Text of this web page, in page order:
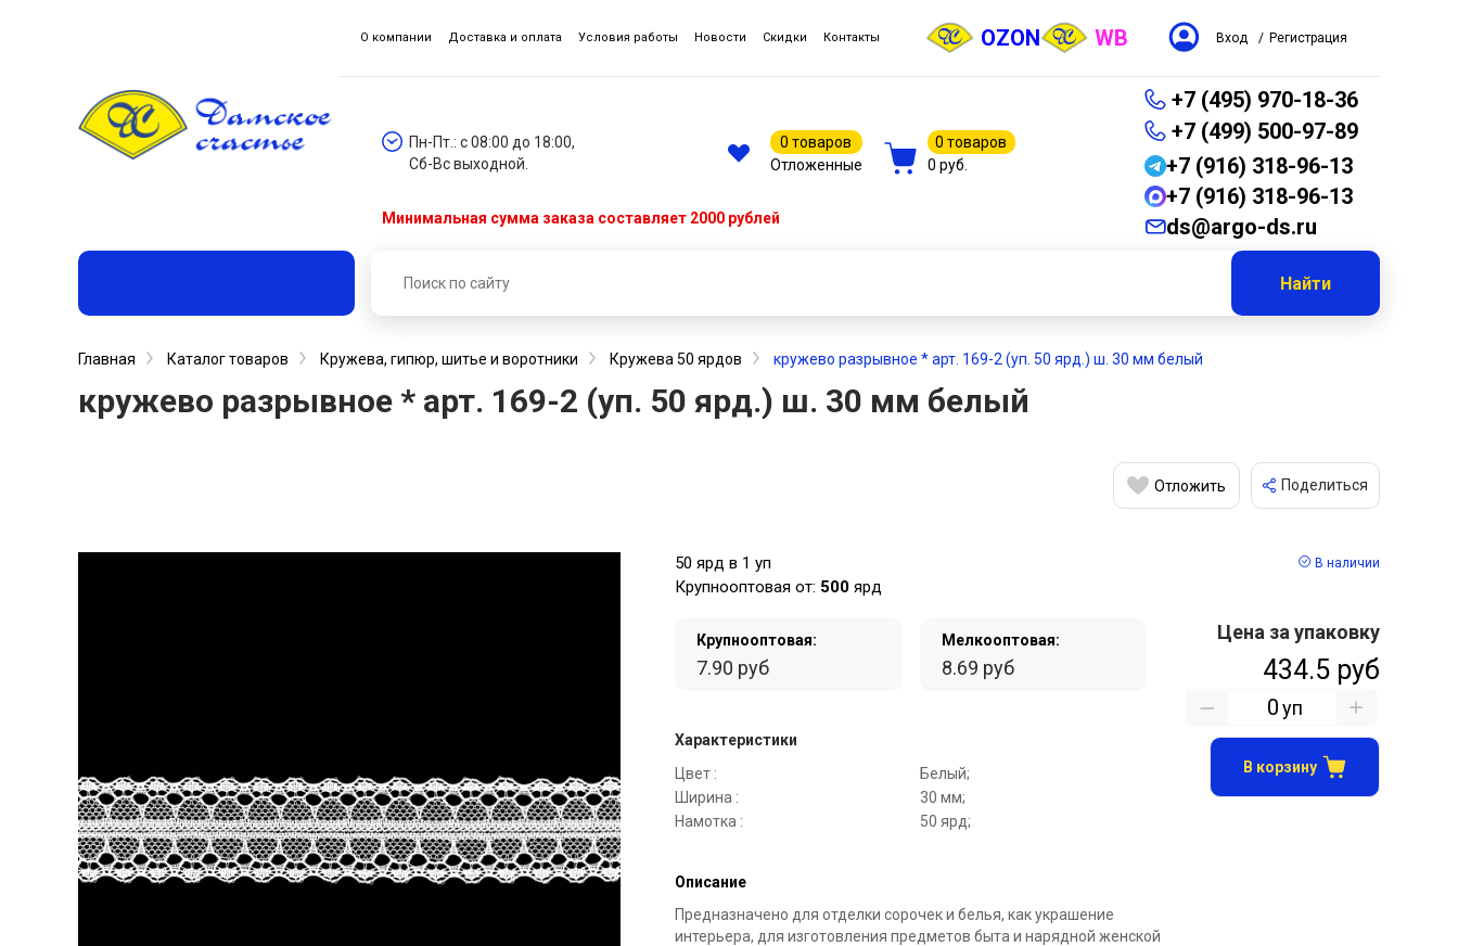
О компании Доставка и оплата Условия работы Новости Скидки Контакты OZON WB Вход / Регистрация
Пн-Пт.: с 08:00 до 18:00,
Сб-Вс выходной.
0 товаров
Отложенные
0 товаров
0 руб.
+7 (495) 970-18-36
+7 (499) 500-97-89
+7 (916) 318-96-13
+7 (916) 318-96-13
ds@argo-ds.ru
Минимальная сумма заказа составляет 2000 рублей
Найти
Главная Каталог товаров Кружева, гипюр, шитье и воротники Кружева 50 ярдов кружево разрывное * арт. 169-2 (уп. 50 ярд.) ш. 30 мм белый
кружево разрывное * арт. 169-2 (уп. 50 ярд.) ш. 30 мм белый
Отложить Поделиться
50 ярд в 1 уп
Крупнооптовая от: 500 ярд
В наличии
Крупнооптовая:
7.90 руб
Мелкооптовая:
8.69 руб
Характеристики
Цвет :
Белый;
Ширина :
30 мм;
Намотка :
50 ярд;
Описание
Предназначено для отделки сорочек и белья, как украшение
интерьера, для изготовления предметов быта и нарядной женской
Цена за упаковку
434.5 руб
уп
В корзину